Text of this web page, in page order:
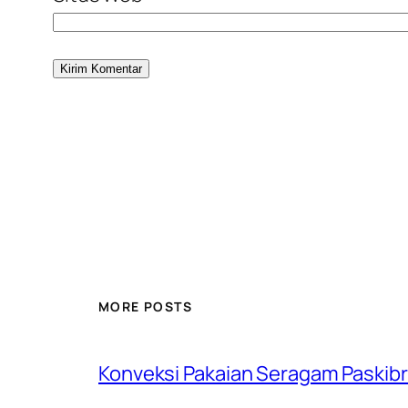
MORE POSTS
Konveksi Pakaian Seragam